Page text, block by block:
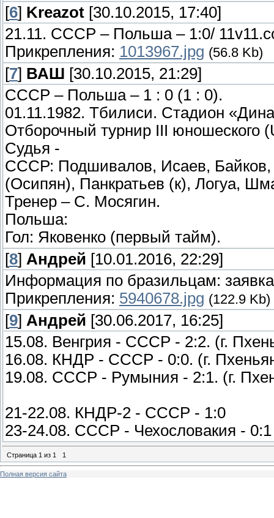
[6] Kreazot [30.10.2015, 17:40]
21.11. СССР – Польша – 1:0/
Прикрепления: 1013967.jpg (56.8 Kb)
[7] ВАШ [30.10.2015, 21:29]
СССР – Польша – 1 : 0 (1 : 0).
01.11.1982. Тбилиси. Стадион
Отборочный турнир III юношеского
Судья -
СССР: Подшивалов, Исаев, Байков,
(Осипян), Панкратьев (к), Логуа,
Тренер – С. Мосягин.
Польша:
Гол: Яковенко (первый тайм).
[8] Андрей [10.01.2016, 22:29]
Информация по бразильцам:
Прикрепления: 5940678.jpg (122.9 Kb)
[9] Андрей [30.06.2017, 16:25]
15.08. Венгрия - СССР - 2:2. (г.
16.08. КНДР - СССР - 0:0. (г.
19.08. СССР - Румыния - 2:1. (г.
21-22.08. КНДР-2 - СССР - 1:0
23-24.08. СССР - Чехословакия - 0:1
Страница 1 из 1 1
Полная версия сайта